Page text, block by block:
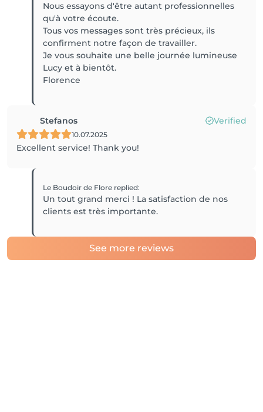
Nous essayons d'être autant professionnelles
qu'à votre écoute.
Tous vos messages sont très précieux, ils
confirment notre façon de travailler.
Je vous souhaite une belle journée lumineuse
Lucy et à bientôt.
Florence
Stefanos Verified
10.07.2025
Excellent service! Thank you!
Le Boudoir de Flore replied:
Un tout grand merci ! La satisfaction de nos
clients est très importante.
See more reviews